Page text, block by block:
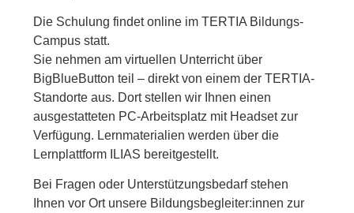
Die Schulung findet online im TERTIA Bildungs-
Campus statt.
Sie nehmen am virtuellen Unterricht über
BigBlueButton teil – direkt von einem der TERTIA-
Standorte aus. Dort stellen wir Ihnen einen
ausgestatteten PC-Arbeitsplatz mit Headset zur
Verfügung. Lernmaterialien werden über die
Lernplattform ILIAS bereitgestellt.
Bei Fragen oder Unterstützungsbedarf stehen
Ihnen vor Ort unsere Bildungsbegleiter:innen zur